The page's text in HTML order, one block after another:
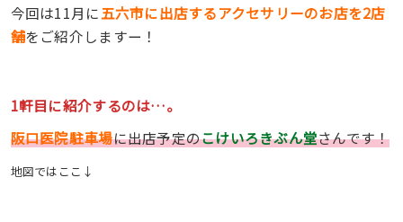
今回は11月に五六市に出店するアクセサリーのお店を2店
舗をご紹介しますー！
1軒目に紹介するのは…。
阪口医院駐車場に出店予定のこけいろきぶん堂さんです！
地図ではここ↓